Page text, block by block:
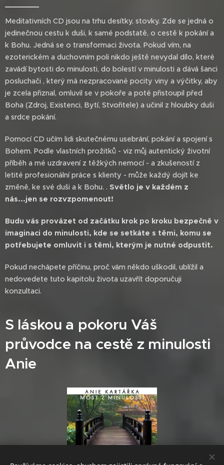
Meditativních CD jsou na trhu desítky, stovky. Zde se jedná o
jedinečnou cestu k duši, k samé podstatě, o cestě k pokání a
k Bohu. Jedná se o transformaci života. Pokud vím, na
ezoterickém a duchovním poli nikdo ještě nevydal dílo, které
zavádí bytosti do minulosti, do bolestí v minulosti a dává šanci
posluchači , který má nezpracované pocity viny a výčitky, aby
je zcela přiznal, omluvil se v pokoře a poté přistoupil před
Boha (Zdroj, Existenci, Bytí, Stvořitele) a učinil z hloubky duši
a srdce pokání.
Pomocí CD učím lidi skutečnému usebrání, pokání a spojení s
Bohem. Podle vlastních prožitků - viz můj autentický životní
příběh a mé uzdravení z těžkých nemocí - a zkušeností z
letité profesionální práce s klienty - může každý dojít ke
změně, ke své duši a k Bohu. . Světlo je v každém z
nás...jen se rozvzpomenout!
Budu vás provázet od začátku krok po kroku bezpečně v
imaginaci do minulosti, kde se setkáte s těmi, komu se
potřebujete omluvit i s těmi, kterým je nutné odpustit.
Pokud nechápete příčinu, proč vám někdo uškodil, ublížil a
nedovedete tuto kapitolu života uzavřít doporučuji
konzultaci.
S láskou a pokoru Váš
průvodce na cestě z minulosti
Anie